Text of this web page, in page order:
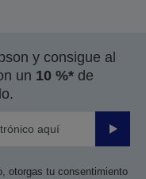
y consigue al
un 10 %* de
Enviar
otorgas tu consentimiento